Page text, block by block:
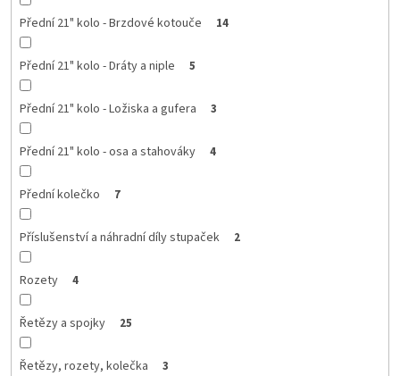
Přední 21" kolo - Brzdové kotouče 14
Přední 21" kolo - Dráty a niple 5
Přední 21" kolo - Ložiska a gufera 3
Přední 21" kolo - osa a stahováky 4
Přední kolečko 7
Příslušenství a náhradní díly stupaček 2
Rozety 4
Řetězy a spojky 25
Řetězy, rozety, kolečka 3